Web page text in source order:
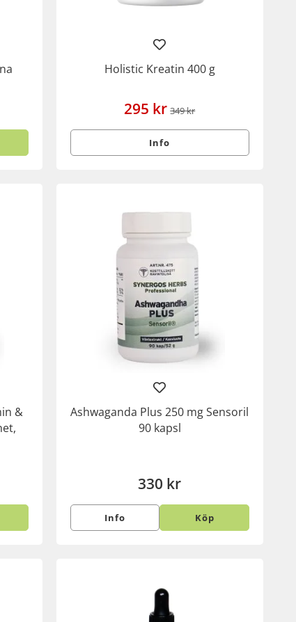
Holistic Kreatin 400 g
295 kr 349 kr
Info
&
Ashwaganda Plus 250 mg Sensoril
90 kapsl
330 kr
Info Köp